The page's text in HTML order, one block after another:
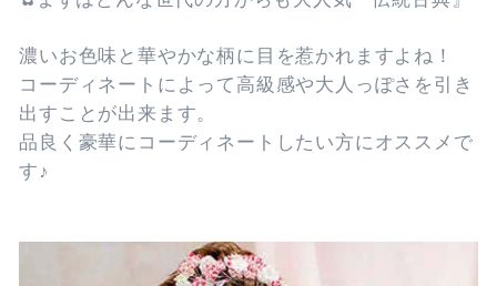
濃いお色味と華やかな柄に目を惹かれますよね！
コーディネートによって高級感や大人っぽさを引き
出すことが出来ます。
品良く豪華にコーディネートしたい方にオススメで
す♪